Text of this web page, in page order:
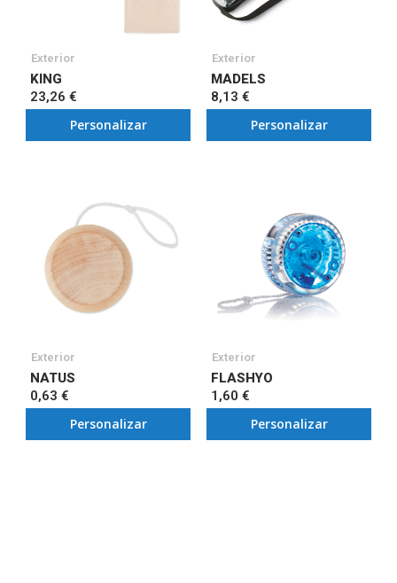
Exterior
KING
23,26 €
Personalizar
Exterior
MADELS
8,13 €
Personalizar
Exterior
NATUS
0,63 €
Personalizar
Exterior
FLASHYO
1,60 €
Personalizar